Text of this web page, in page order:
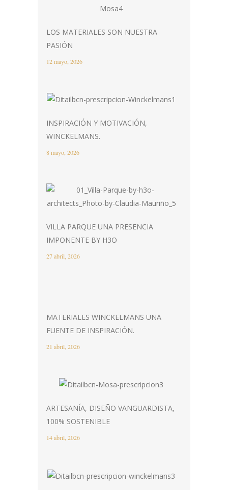
LOS MATERIALES SON NUESTRA
PASIÓN
12 mayo, 2026
INSPIRACIÓN Y MOTIVACIÓN,
WINCKELMANS.
8 mayo, 2026
VILLA PARQUE UNA PRESENCIA
IMPONENTE BY H3O
27 abril, 2026
MATERIALES WINCKELMANS UNA
FUENTE DE INSPIRACIÓN.
21 abril, 2026
ARTESANÍA, DISEÑO VANGUARDISTA,
100% SOSTENIBLE
14 abril, 2026